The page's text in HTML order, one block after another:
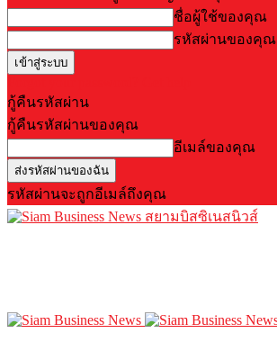
ชื่อผู้ใช้ของคุณ
รหัสผ่านของคุณ
กู้คืนรหัสผ่าน
กู้คืนรหัสผ่านของคุณ
อีเมล์ของคุณ
รหัสผ่านจะถูกอีเมล์ถึงคุณ
สยามบิสซิเนสนิวส์